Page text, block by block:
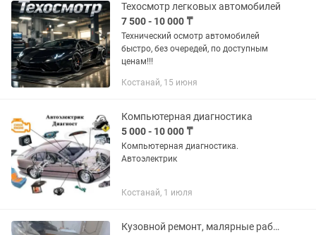
Техосмотр легковых автомобилей
7 500 - 10 000 ₸
Технический осмотр автомобилей
быстро, без очередей, по доступным
ценам!!!
Костанай, 15 июня
Компьютерная диагностика
5 000 - 10 000 ₸
Компьютерная диагностика.
Автоэлектрик
Костанай, 1 июля
Кузовной ремонт, малярные работы, сварочные работы, полировка